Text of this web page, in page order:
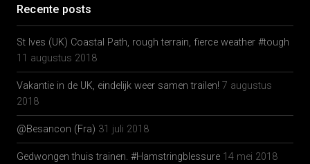
Recente posts
St Ives (UK) Coastal Path, rough terrain, fierce weather #tough
11 augustus 2018
Vakantie in de UK, eindelijk weer samen trailen! 7 augustus
2018
@Besancon (Fra) 31 juli 2018
Gedwongen thuis trainen. #Hamstringblessure 14 mei 2018